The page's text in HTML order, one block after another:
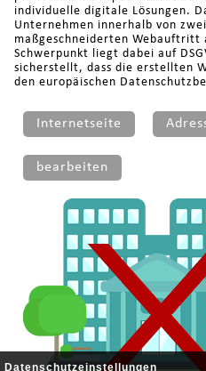
Datenschutzeinstellungen
individuelle digitale Lösungen.
Unternehmen innerhalb von
maßgeschneiderten Webauftritt
Schwerpunkt liegt dabei auf
sicherstellt, dass die erstellten
den europäischen
Internetseite
bearbeiten